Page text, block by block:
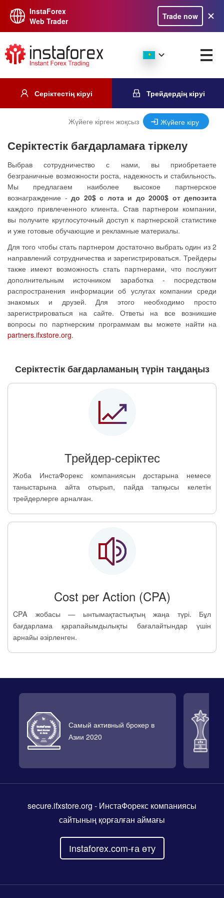
InstaForex
Web Trader
Trade now
Серіктестің кіруі Трейдердің кіруі
Жүйеге кірген жоқсыз Жүйеге кіру
Серіктестік бағдарламаға тіркелу
Выбрав сотрудничество с нами, вы приобретаете
безграничные возможности роста, надежность и стабильность.
Мы предлагаем наиболее высокое партнерское
вознаграждение - до 20$ с лота и до 2000$ от депозита
каждого привлеченного клиента. Став партнером компании,
вы получите круглосуточный доступ к партнерской статистике
и уже готовые обучающие и рекламные материалы.
Для того чтобы стать партнером достаточно выбрать один из 2
направлений сотрудничества и зарегистрироваться. Трейдеры
также имеют возможность стать партнерами, что послужит
дополнительным источником заработка - посредством
распространения информации об услугах компании среди
знакомых и друзей. Для этого необходимо просто
зарегистрироваться на сайте. Ответы на все возникшие
вопросы по партнерским программам вы можете найти на
partners.ifxstore.org.
Серіктестік бағдарламаның түрін таңдаңыз
Трейдер-серіктес
Жоба ИнстаФорекс компаниясын достарына немесе
таныстарына айта отырып, пайда тапқысы келетін
трейдерлерге арналған.
Cost per Action (CPA)
CPA жобасы — ынтымақтастықтың жаңа түрі. Бұл
бағдарлама қарапайымдылықты бағалайтындар үшін
арнайы әзірленген.
Самый активный брокер в
Азии 2020
secure.ifxstore.org - ИнстаФорекс компаниясы
сайтының қорғалған аймағы
Іnstaforex.com-ға өту